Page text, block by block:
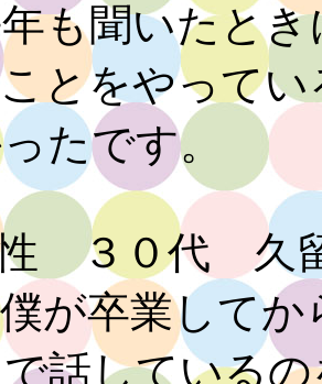
も聞いたと
っているな
たです。
０代 久留
してから１
話している